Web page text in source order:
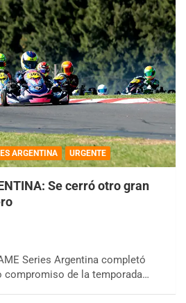
ARGENTINA URGENTE
Se cerró otro gran
Series Argentina completó
compromiso de la temporada…